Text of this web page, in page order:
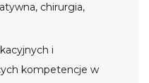
chirurgia,
i
kompetencje w